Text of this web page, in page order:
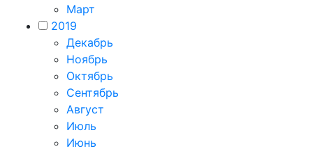
Март
2019
Декабрь
Ноябрь
Октябрь
Сентябрь
Август
Июль
Июнь